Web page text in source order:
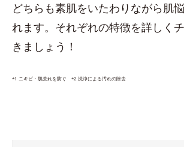
どちらも素肌をいたわりながら肌
れます。それぞれの特徴を詳しく
きましょう！
*1 ニキビ・肌荒れを防ぐ *2 洗浄による汚れの除去